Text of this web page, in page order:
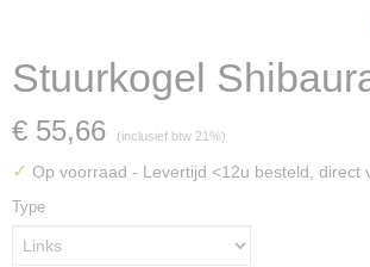
Stuurkogel
€ 55,66 (inclusief btw 21%)
✓ Op voorraad - Levertijd <12u besteld, direct
Type